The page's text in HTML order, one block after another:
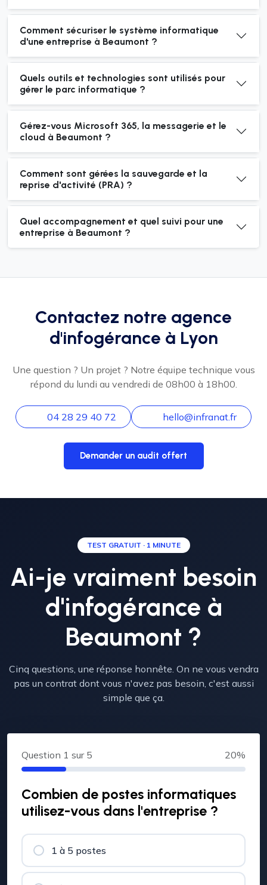
Comment sécuriser le système informatique
d'une entreprise à Beaumont ?
Quels outils et technologies sont utilisés pour
gérer le parc informatique ?
Gérez-vous Microsoft 365, la messagerie et le
cloud à Beaumont ?
Comment sont gérées la sauvegarde et la
reprise d'activité (PRA) ?
Quel accompagnement et quel suivi pour une
entreprise à Beaumont ?
Contactez notre agence
d'infogérance à Lyon
Une question ? Un projet ? Notre équipe technique vous
répond du lundi au vendredi de 08h00 à 18h00.
04 28 29 40 72 hello@infranat.fr
Demander un audit offert
TEST GRATUIT · 1 MINUTE
Ai-je vraiment besoin
d'infogérance à
Beaumont ?
Cinq questions, une réponse honnête. On ne vous vendra
pas un contrat dont vous n'avez pas besoin, c'est aussi
simple que ça.
Question 1 sur 5 20%
Combien de postes informatiques
utilisez-vous dans l'entreprise ?
1 à 5 postes